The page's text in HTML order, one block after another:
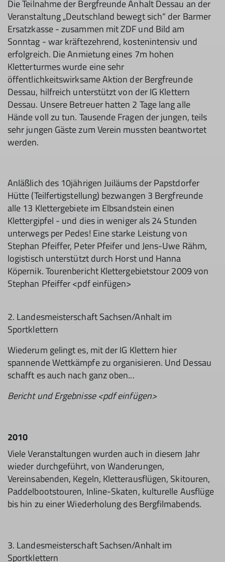
Die Teilnahme der Bergfreunde Anhalt Dessau an der
Veranstaltung „Deutschland bewegt sich“ der Barmer
Ersatzkasse - zusammen mit ZDF und Bild am
Sonntag - war kräftezehrend, kostenintensiv und
erfolgreich. Die Anmietung eines 7m hohen
Kletterturmes wurde eine sehr
öffentlichkeitswirksame Aktion der Bergfreunde
Dessau, hilfreich unterstützt von der IG Klettern
Dessau. Unsere Betreuer hatten 2 Tage lang alle
Hände voll zu tun. Tausende Fragen der jungen, teils
sehr jungen Gäste zum Verein mussten beantwortet
werden.
Anläßlich des 10jährigen Juiläums der Papstdorfer
Hütte (Teilfertigstellung) bezwangen 3 Bergfreunde
alle 13 Klettergebiete im Elbsandstein einen
Klettergipfel - und dies in weniger als 24 Stunden
unterwegs per Pedes! Eine starke Leistung von
Stephan Pfeiffer, Peter Pfeifer und Jens-Uwe Rähm,
logistisch unterstützt durch Horst und Hanna
Köpernik. Tourenbericht Klettergebietstour 2009 von
Stephan Pfeiffer <pdf einfügen>
2. Landesmeisterschaft Sachsen/Anhalt im
Sportklettern
Wiederum gelingt es, mit der IG Klettern hier
spannende Wettkämpfe zu organisieren. Und Dessau
schafft es auch nach ganz oben...
Bericht und Ergebnisse <pdf einfügen>
2010
Viele Veranstaltungen wurden auch in diesem Jahr
wieder durchgeführt, von Wanderungen,
Vereinsabenden, Kegeln, Kletterausflügen, Skitouren,
Paddelbootstouren, Inline-Skaten, kulturelle Ausflüge
bis hin zu einer Wiederholung des Bergfilmabends.
3. Landesmeisterschaft Sachsen/Anhalt im
Sportklettern